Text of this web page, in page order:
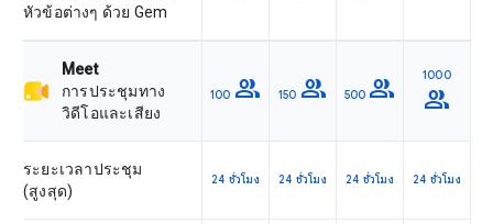
หัวข้อต่างๆ ด้วย Gem
Meet
การประชุมทาง
วิดีโอและเสียง
100 group 150 group 500 group 1000
group
ระยะเวลาประชุม
(สูงสุด)
24 ชั่วโมง 24 ชั่วโมง 24 ชั่วโมง 24 ชั่วโมง